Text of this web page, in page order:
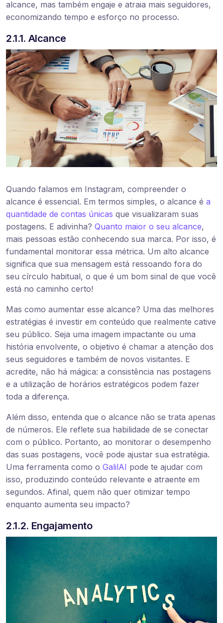
alcance, mas também engaje e atraia mais seguidores,
economizando tempo e esforço no processo.
2.1.1. Alcance
Quando falamos em Instagram, compreender o
alcance é essencial. Em termos simples, o alcance é a
quantidade de contas únicas que visualizaram suas
postagens. E adivinha? Quanto maior o seu alcance,
mais pessoas estão conhecendo sua marca. Por isso, é
fundamental monitorar essa métrica. Um alto alcance
significa que sua mensagem está ressoando fora do
seu círculo habitual, o que é um bom sinal de que você
está no caminho certo!
Mas como aumentar esse alcance? Uma das melhores
estratégias é investir em conteúdo que realmente cative
seu público. Seja uma imagem impactante ou uma
história envolvente, o objetivo é chamar a atenção dos
seus seguidores e também de novos visitantes. E
acredite, não há mágica: a consistência nas postagens
e a utilização de horários estratégicos podem fazer
toda a diferença.
Além disso, entenda que o alcance não se trata apenas
de números. Ele reflete sua habilidade de se conectar
com o público. Portanto, ao monitorar o desempenho
das suas postagens, você pode ajustar sua estratégia.
Uma ferramenta como o GalilAI pode te ajudar com
isso, produzindo conteúdo relevante e atraente em
segundos. Afinal, quem não quer otimizar tempo
enquanto aumenta seu impacto?
2.1.2. Engajamento